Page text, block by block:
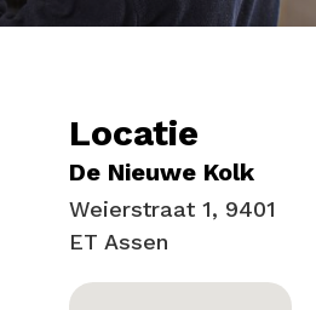
Locatie
De Nieuwe Kolk
Weierstraat 1, 9401
ET Assen